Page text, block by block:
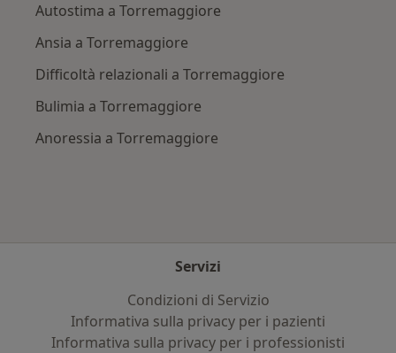
Autostima a Torremaggiore
Ansia a Torremaggiore
Difficoltà relazionali a Torremaggiore
Bulimia a Torremaggiore
Anoressia a Torremaggiore
Servizi
Condizioni di Servizio
Informativa sulla privacy per i pazienti
Informativa sulla privacy per i professionisti